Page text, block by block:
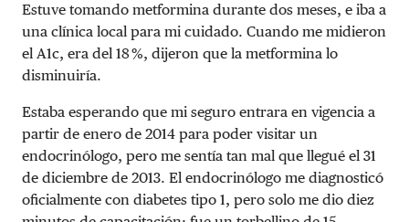
Estuve tomando metformina durante dos meses, e iba a
una clínica local para mi cuidado. Cuando me midieron
el A1c, era del 18 %, dijeron que la metformina lo
disminuiría.
Estaba esperando que mi seguro entrara en vigencia a
partir de enero de 2014 para poder visitar un
endocrinólogo, pero me sentía tan mal que llegué el 31
de diciembre de 2013. El endocrinólogo me diagnosticó
oficialmente con diabetes tipo 1, pero solo me dio diez